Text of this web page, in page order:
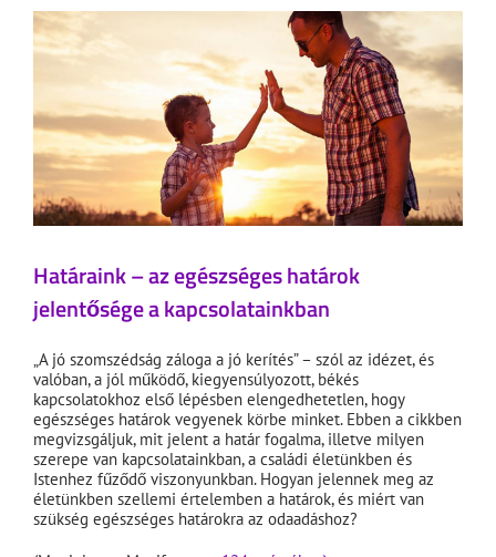
Határaink – az egészséges határok
jelentősége a kapcsolatainkban
„A jó szomszédság záloga a jó kerítés” – szól az idézet, és
valóban, a jól működő, kiegyensúlyozott, békés
kapcsolatokhoz első lépésben elengedhetetlen, hogy
egészséges határok vegyenek körbe minket. Ebben a cikkben
megvizsgáljuk, mit jelent a határ fogalma, illetve milyen
szerepe van kapcsolatainkban, a családi életünkben és
Istenhez fűződő viszonyunkban. Hogyan jelennek meg az
életünkben szellemi értelemben a határok, és miért van
szükség egészséges határokra az odaadáshoz?